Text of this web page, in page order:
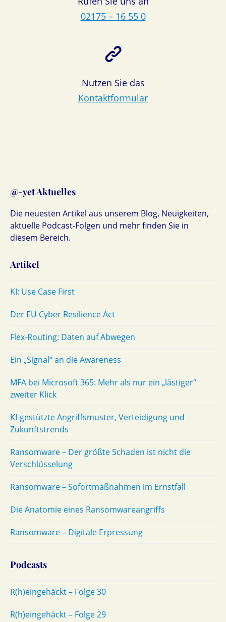
02175 – 16 55 0
Nutzen Sie das
Kontaktformular
@-yet Aktuelles
Die neuesten Artikel aus unserem Blog, Neuigkeiten,
aktuelle Podcast-Folgen und mehr finden Sie in
diesem Bereich.
Artikel
KI: Use Case First
Der EU Cyber Resilience Act
Flex-Routing: Daten auf Abwegen
Ein „Signal“ an die Awareness
MFA bei Microsoft 365: Mehr als nur ein „lästiger“
zweiter Klick
KI-gestützte Angriffsmuster, Verteidigung und
Zukunftstrends
Ransomware – Der größte Schaden ist nicht die
Verschlüsselung
Ransomware – Sofortmaßnahmen im Ernstfall
Die Anatomie eines Ransomwareangriffs
Ransomware – Digitale Erpressung
Podcasts
R(h)eingehäckt – Folge 30
R(h)eingehäckt – Folge 29